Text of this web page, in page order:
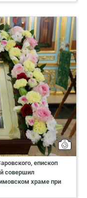
епископ
совершил
храме при